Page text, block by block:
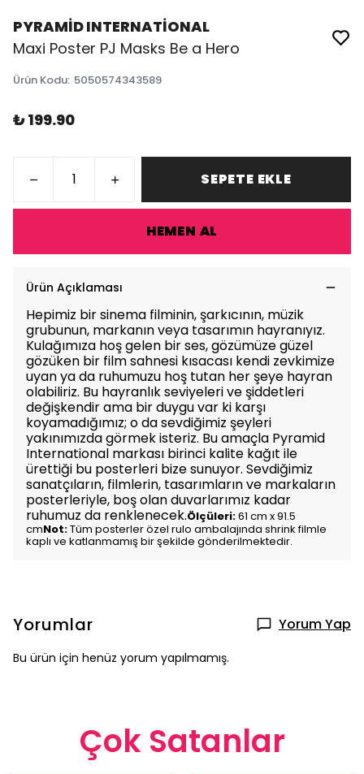
PYRAMİD INTERNATİONAL
Maxi Poster PJ Masks Be a Hero
Ürün Kodu: 5050574343589
₺ 199.90
SEPETE EKLE
HEMEN AL
Ürün Açıklaması
Hepimiz bir sinema filminin, şarkıcının, müzik
grubunun, markanın veya tasarımın hayranıyız.
Kulağımıza hoş gelen bir ses, gözümüze güzel
gözüken bir film sahnesi kısacası kendi zevkimize
uyan ya da ruhumuzu hoş tutan her şeye hayran
olabiliriz. Bu hayranlık seviyeleri ve şiddetleri
değişkendir ama bir duygu var ki karşı
koyamadığımız; o da sevdiğimiz şeyleri
yakınımızda görmek isteriz. Bu amaçla Pyramid
International markası birinci kalite kağıt ile
ürettiği bu posterleri bize sunuyor. Sevdiğimiz
sanatçıların, filmlerin, tasarımların ve markaların
posterleriyle, boş olan duvarlarımız kadar
ruhumuz da renklenecek.Ölçüleri:61 cm x 91.5
cmNot:Tüm posterler özel rulo ambalajında shrink filmle
kaplı ve katlanmamış bir şekilde gönderilmektedir.
Yorumlar Yorum Yap
Bu ürün için henüz yorum yapılmamış.
Çok Satanlar